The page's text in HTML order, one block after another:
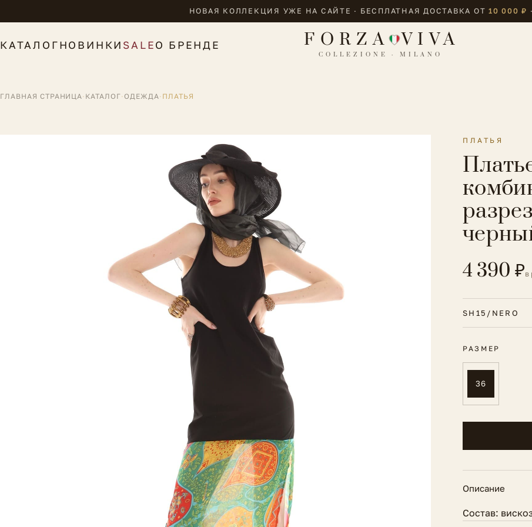
НОВАЯ КОЛЛЕКЦИЯ УЖЕ НА САЙТЕ · БЕСПЛАТНАЯ ДОСТАВКА ОТ10 000 ₽ ·
КАТАЛОГНОВИНКИ SALEО БРЕНДЕ FORZA VIVA
COLLEZIONE · MILANO
ГЛАВНАЯ СТРАНИЦА· КАТАЛОГ·ОДЕЖДА· ПЛАТЬЯ
ПЛАТЬЯ
4 390 ₽в
SH15/NERO
РАЗМЕР
36
Описание
Состав: